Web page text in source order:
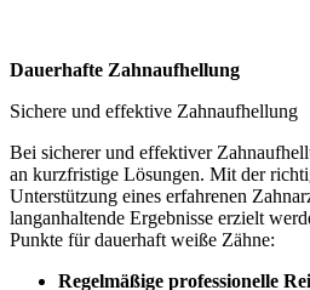
Dauerhafte Zahnaufhellung
Sichere und effektive Zahnaufhellung
Bei sicherer und effektiver
an kurzfristige Lösungen. Mit der
Unterstützung eines erfahrenen
langanhaltende Ergebnisse erzielt
Punkte für dauerhaft weiße Zähne:
Regelmäßige professionelle